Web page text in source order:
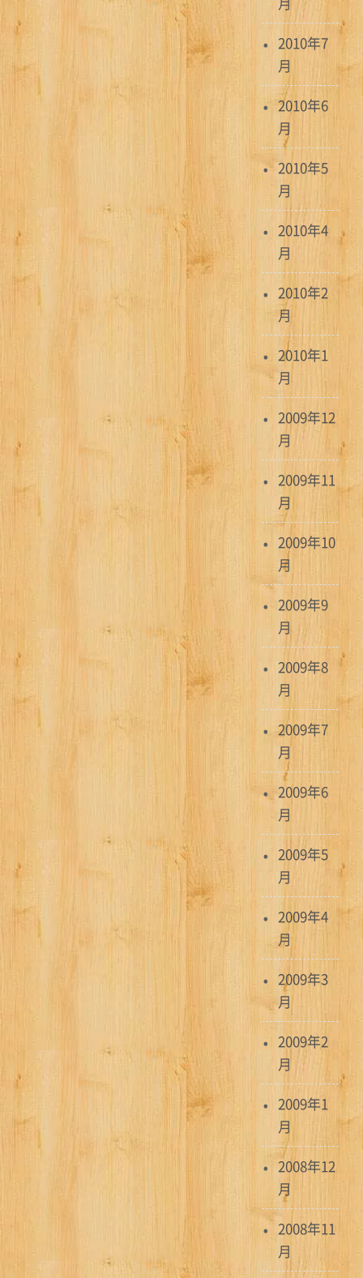
2010年7
月
2010年6
月
2010年5
月
2010年4
月
2010年2
月
2010年1
月
2009年12
月
2009年11
月
2009年10
月
2009年9
月
2009年8
月
2009年7
月
2009年6
月
2009年5
月
2009年4
月
2009年3
月
2009年2
月
2009年1
月
2008年12
月
2008年11
月